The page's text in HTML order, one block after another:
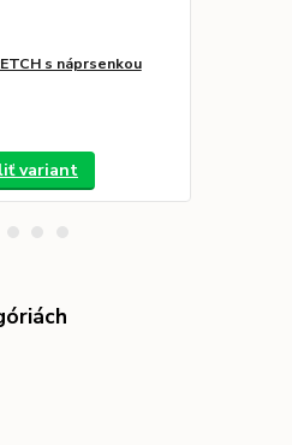
s náprsenkou
variant